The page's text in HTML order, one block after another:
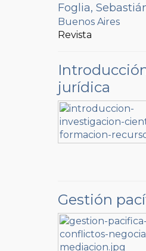
Foglia,
Buenos Aires
Revista
jurídica
Gestión